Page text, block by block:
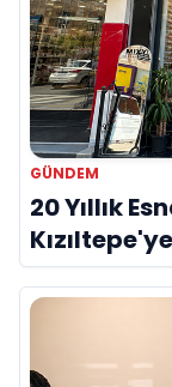
GÜNDEM
20 Yıllık